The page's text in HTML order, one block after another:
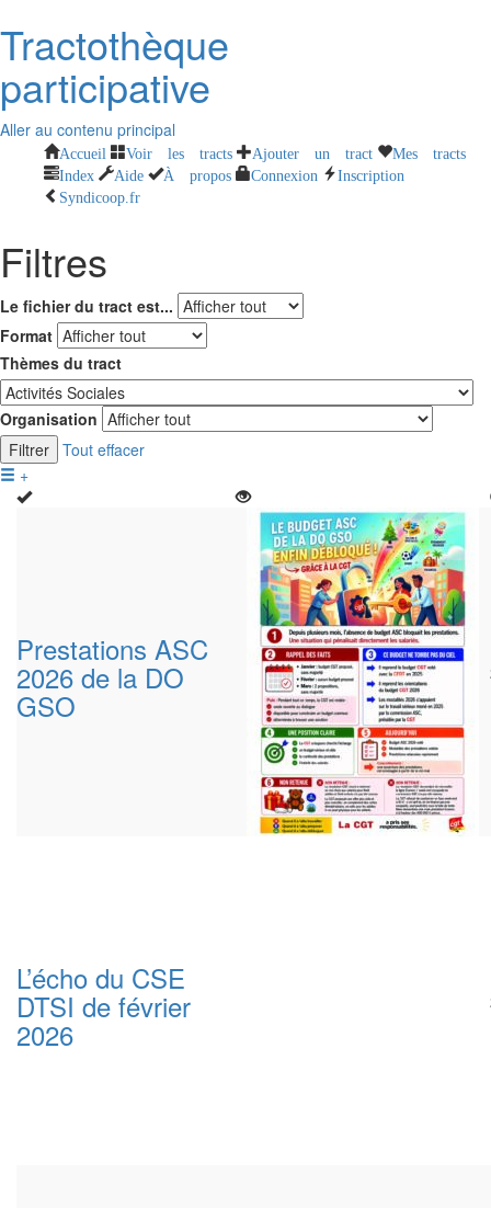
Tractothèque
participative
Aller au contenu principal
Accueil Voir les tracts Ajouter un tract
Mes tracts
Index
Aide À propos Connexion
Inscription
Syndicoop.fr
Filtres
Le fichier du tract est...
Format
Thèmes du tract
Organisation
Filtrer Tout effacer
+
Prestations ASC
2026 de la DO
GSO
L’écho du CSE
DTSI de février
2026